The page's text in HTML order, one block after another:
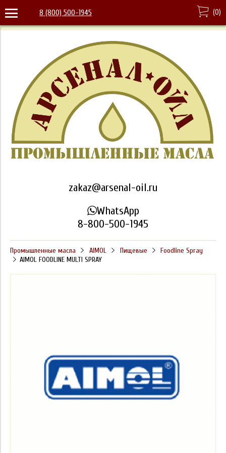
8 (800) 500-1945 (0)
zakaz@arsenal-oil.ru
WhatsApp
8-800-500-1945
Промышленные масла AIMOL Пищевые
Foodline Spray
AIMOL FOODLINE MULTI SPRAY